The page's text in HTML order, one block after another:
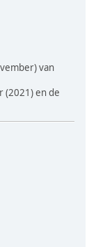
van
(2021) en de